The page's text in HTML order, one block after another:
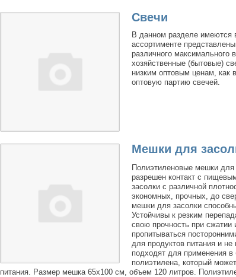
Свечи
В данном разделе имеются
ассортименте
различного максимального
хозяйственные (бытовые)
низким оптовым ценам, как
оптовую партию свечей.
Мешки для
Полиэтиленовые мешки для
разрешен контакт с
засолки с различной
экономных, прочных, до
мешки для засолки
Устойчивы к резким
свою прочность при сжатии
пропитываться
для продуктов питания и
подходят для применения
полиэтилена, который
питания. Размер мешка 65х100 см, объем 120 литров.